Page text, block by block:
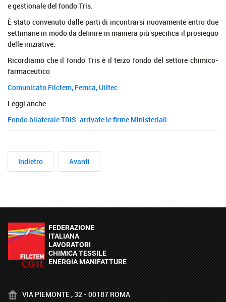
e gestionale del fondo Tris.
È stato convenuto dalle parti di incontrarsi nuovamente entro due
settimane in modo da definire in maniera più specifica il prosieguo
delle iniziative.
Ricordiamo che il fondo Tris è il terzo fondo del settore chimico-
farmaceutico
Comunicato Filctem, Femca, Uiltec
Leggi anche:
Fondo bilaterale TRIS: arrivate le firme Ministeriali
Indietro Avanti
VIA PIEMONTE , 32 - 00187 ROMA